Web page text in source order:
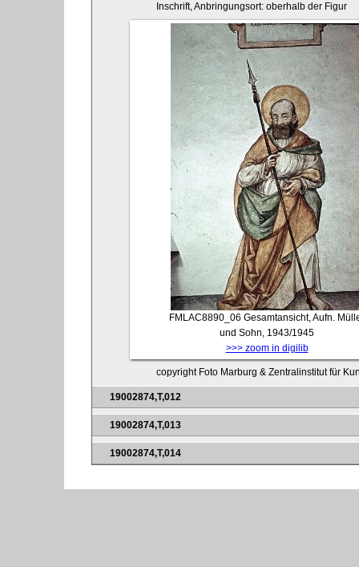
Inschrift, Anbringungsort: oberhalb der Figur
FMLAC8890_06 Gesamtansicht, Aufn.
und Sohn, 1943/1945
>>> zoom in digilib
copyright Foto Marburg & Zentralinstitut für
19002874,T,012
19002874,T,013
19002874,T,014